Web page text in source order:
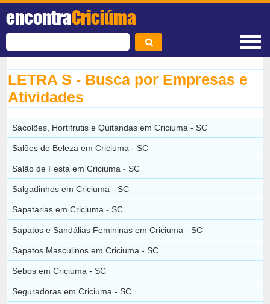
encontraCriciúma
LETRA S - Busca por Empresas e
Atividades
Sacolões, Hortifrutis e Quitandas em Criciuma - SC
Salões de Beleza em Criciuma - SC
Salão de Festa em Criciuma - SC
Salgadinhos em Criciuma - SC
Sapatarias em Criciuma - SC
Sapatos e Sandálias Femininas em Criciuma - SC
Sapatos Masculinos em Criciuma - SC
Sebos em Criciuma - SC
Seguradoras em Criciuma - SC